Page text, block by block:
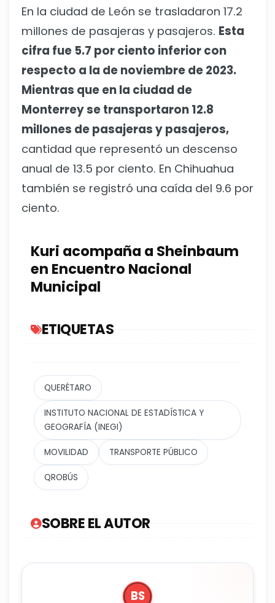
En la ciudad de León se trasladaron 17.2
millones de pasajeras y pasajeros. Esta
cifra fue 5.7 por ciento inferior con
respecto a la de noviembre de 2023.
Mientras que en la ciudad de
Monterrey se transportaron 12.8
millones de pasajeras y pasajeros,
cantidad que representó un descenso
anual de 13.5 por ciento. En Chihuahua
también se registró una caída del 9.6 por
ciento.
Kuri acompaña a Sheinbaum
en Encuentro Nacional
Municipal
ETIQUETAS
QUERÉTARO
INSTITUTO NACIONAL DE ESTADÍSTICA Y
GEOGRAFÍA (INEGI)
MOVILIDAD TRANSPORTE PÚBLICO
QROBÚS
SOBRE EL AUTOR
BS